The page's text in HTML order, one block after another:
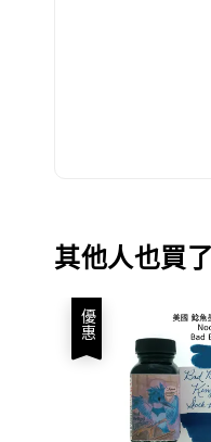
其他人也買了
優惠